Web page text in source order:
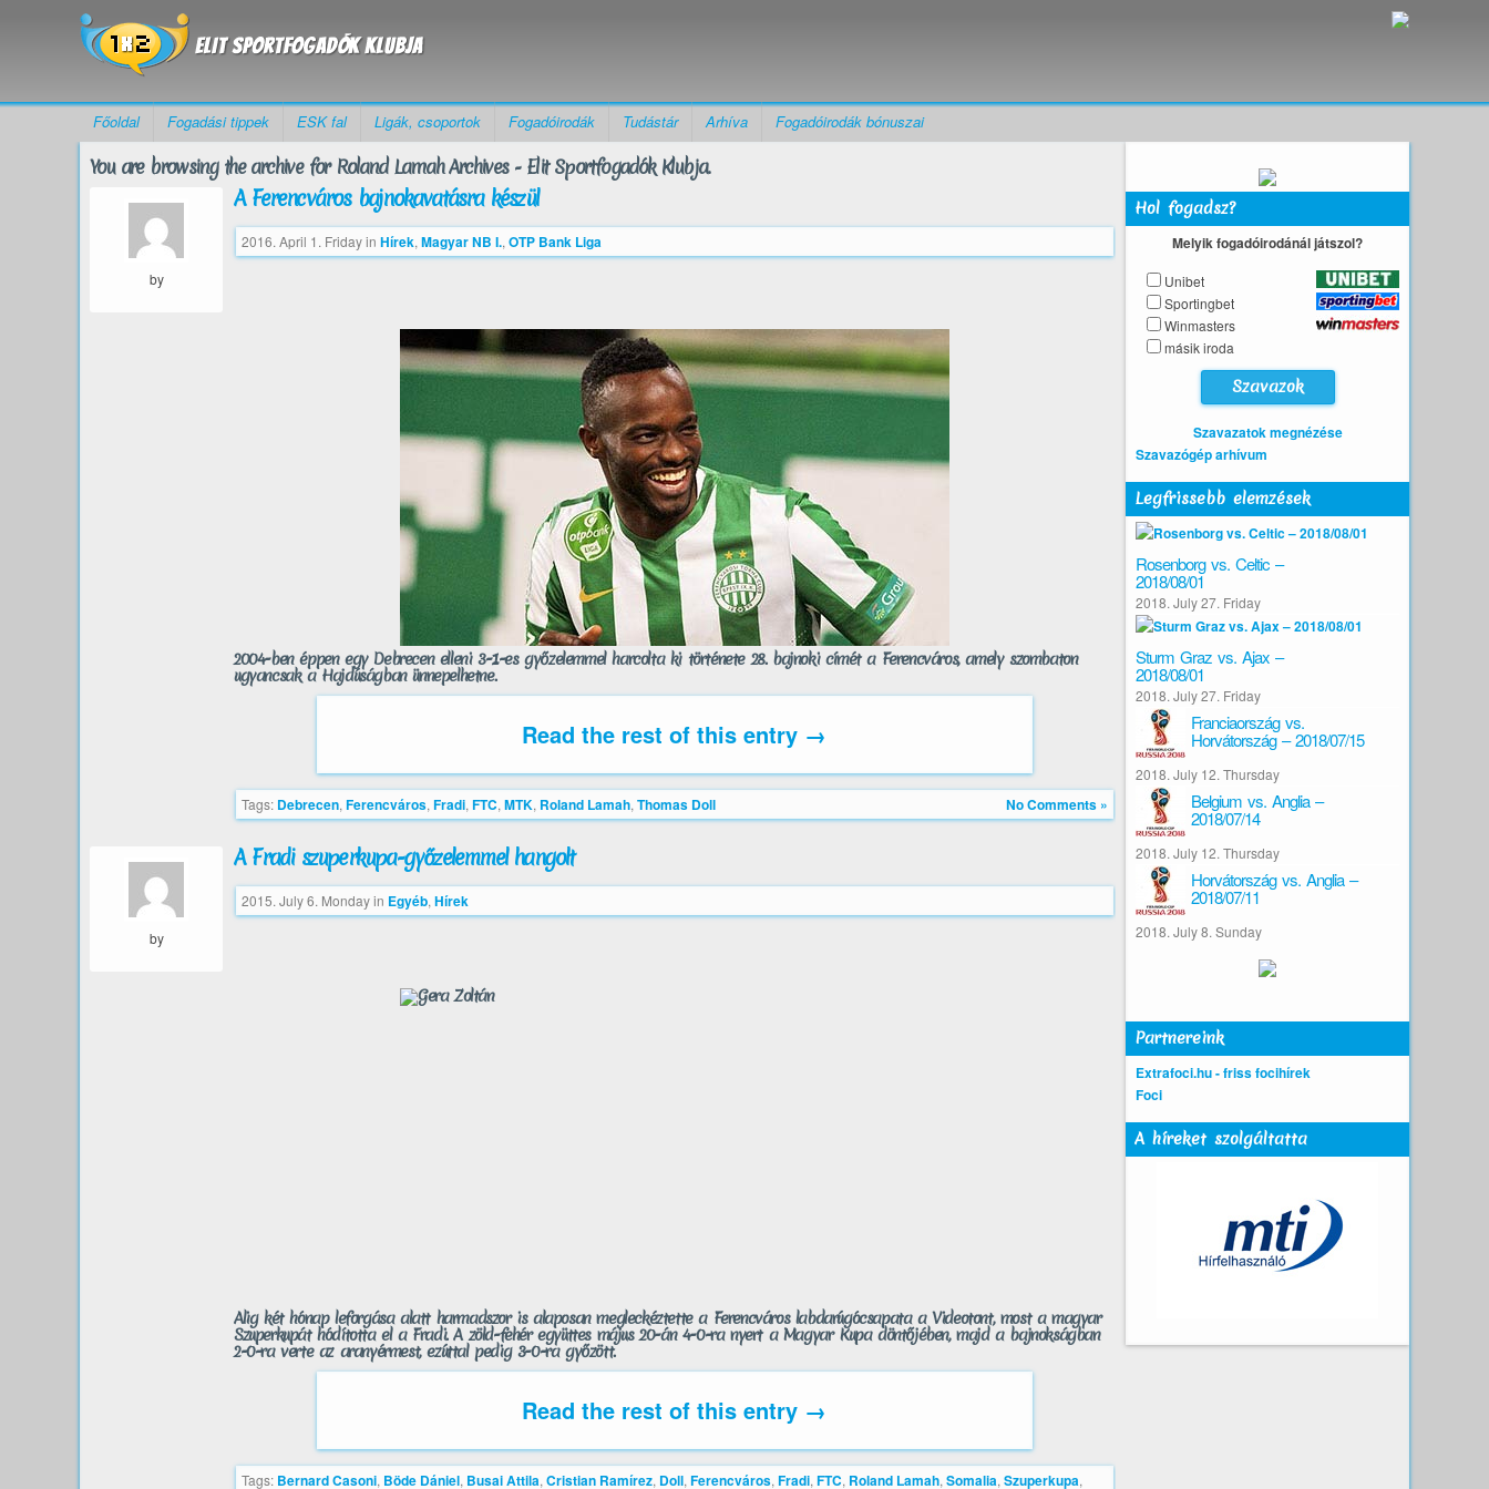
Főoldal Fogadási tippek ESK fal Ligák, csoportok Fogadóirodák Tudástár Arhíva Fogadóirodák bónuszai
You are browsing the archive for Roland Lamah Archives - Elit Sportfogadók Klubja.
by
A Ferencváros bajnokavatásra készül
2016. April 1. Fridayin Hírek, Magyar NB I., OTP Bank Liga
2004-ben éppen egy Debrecen elleni 3-1-es győzelemmel harcolta ki története 28. bajnoki címét a Ferencváros, amely szombaton
ugyancsak a Hajdúságban ünnepelhetne.
Read the rest of this entry →
Tags: Debrecen, Ferencváros, Fradi, FTC, MTK, Roland Lamah, Thomas Doll No Comments »
by
A Fradi szuperkupa-győzelemmel hangolt
2015. July 6. Mondayin Egyéb, Hírek
Alig két hónap leforgása alatt harmadszor is alaposan megleckéztette a Ferencváros labdarúgócsapata a Videotont, most a magyar
Szuperkupát hódította el a Fradi. A zöld-fehér együttes május 20-án 4-0-ra nyert a Magyar Kupa döntőjében, majd a bajnokságban
2-0-ra verte az aranyérmest, ezúttal pedig 3-0-ra győzött.
Read the rest of this entry →
Tags: Bernard Casoni, Böde Dániel, Busai Attila, Cristian Ramírez, Doll, Ferencváros, Fradi, FTC, Roland Lamah, Somalia, Szuperkupa,
Hol fogadsz?
Melyik fogadóirodánál játszol?
Unibet
Sportingbet
Winmasters
másik iroda
Szavazatok megnézése
Szavazógép arhívum
Legfrissebb elemzések
Rosenborg vs. Celtic –
2018/08/01
2018. July 27. Friday
Sturm Graz vs. Ajax –
2018/08/01
2018. July 27. Friday
Franciaország vs.
Horvátország – 2018/07/15
2018. July 12. Thursday
Belgium vs. Anglia –
2018/07/14
2018. July 12. Thursday
Horvátország vs. Anglia –
2018/07/11
2018. July 8. Sunday
Partnereink
Extrafoci.hu - friss focihírek
Foci
A híreket szolgáltatta